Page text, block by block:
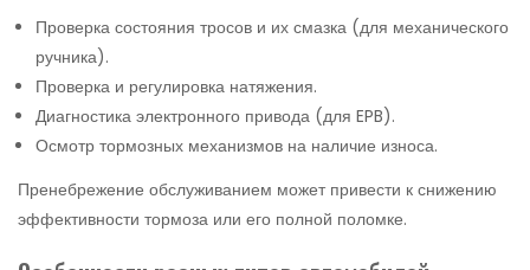
Проверка состояния тросов и их смазка (для механического
ручника).
Проверка и регулировка натяжения.
Диагностика электронного привода (для EPB).
Осмотр тормозных механизмов на наличие износа.
Пренебрежение обслуживанием может привести к снижению
эффективности тормоза или его полной поломке.